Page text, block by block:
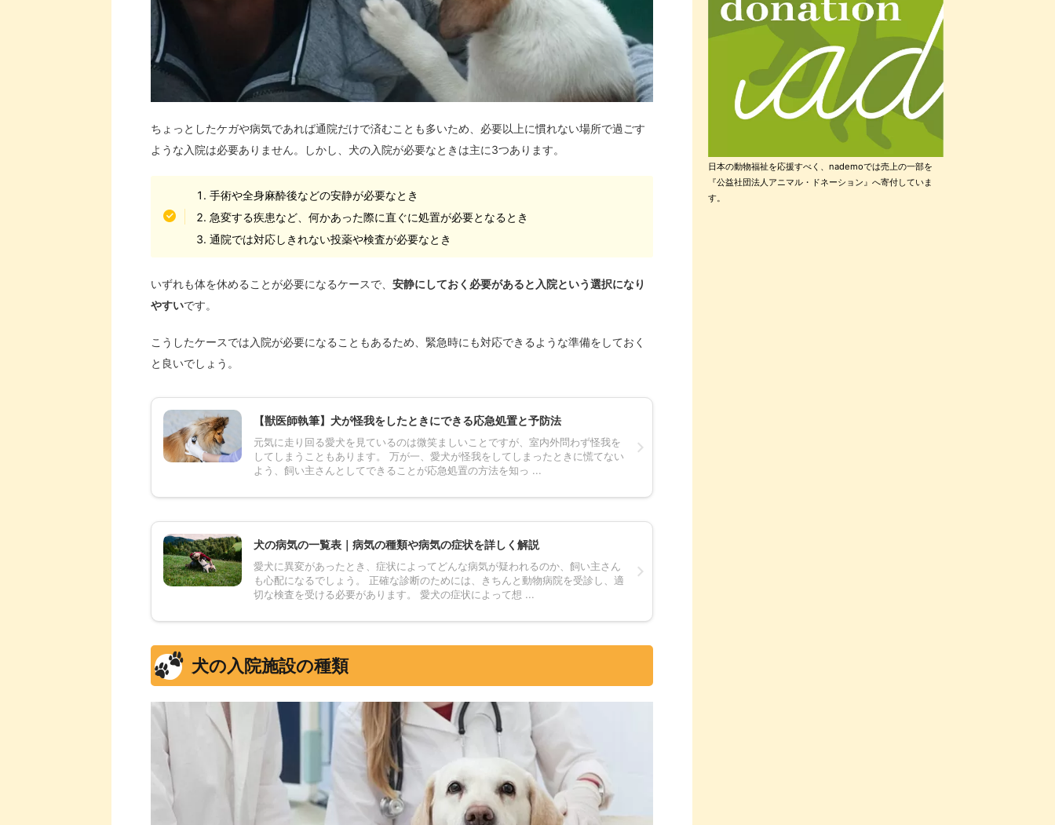
ちょっとしたケガや病気であれば通院だけで済むことも多いため、必要以上に慣れない場所で過ごす
ような入院は必要ありません。しかし、犬の入院が必要なときは主に3つあります。
手術や全身麻酔後などの安静が必要なとき
急変する疾患など、何かあった際に直ぐに処置が必要となるとき
通院では対応しきれない投薬や検査が必要なとき
いずれも体を休めることが必要になるケースで、 安静にしておく必要があると入院という選択になり
やすいです。
こうしたケースでは入院が必要になることもあるため、緊急時にも対応できるような準備をしておく
と良いでしょう。
【獣医師執筆】犬が怪我をしたときにできる応急処置と予防法
元気に走り回る愛犬を見ているのは微笑ましいことですが、室内外問わず怪我を
してしまうこともあります。 万が一、愛犬が怪我をしてしまったときに慌てない
よう、飼い主さんとしてできることが応急処置の方法を知っ ...
犬の病気の一覧表｜病気の種類や病気の症状を詳しく解説
愛犬に異変があったとき、症状によってどんな病気が疑われるのか、飼い主さん
も心配になるでしょう。 正確な診断のためには、きちんと動物病院を受診し、適
切な検査を受ける必要があります。 愛犬の症状によって想 ...
犬の入院施設の種類
日本の動物福祉を応援すべく、nademoでは売上の一部を
『公益社団法人アニマル・ドネーション』へ寄付していま
す。